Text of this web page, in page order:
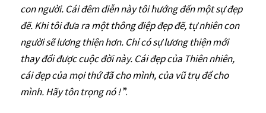
con người. Cái đêm diễn này tôi hướng đến một sự đẹp
đẽ. Khi tôi đưa ra một thông điệp đẹp đẽ, tự nhiên con
người sẽ lương thiện hơn. Chỉ có sự lương thiện mới
thay đổi được cuộc đời này. Cái đẹp của Thiên nhiên,
cái đẹp của mọi thứ đã cho mình, của vũ trụ để cho
mình. Hãy tôn trọng nó !”.